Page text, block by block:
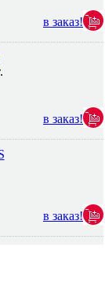
в заказ!
в заказ!
в заказ!